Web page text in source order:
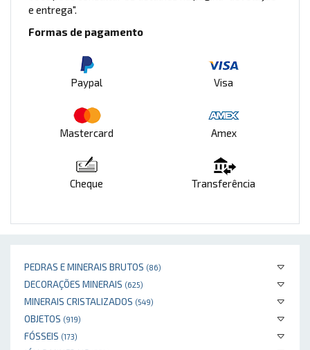
PEDRAS E MINERAIS BRUTOS (86)
DECORAÇÕES MINERAIS (625)
MINERAIS CRISTALIZADOS (549)
OBJETOS (919)
FÓSSEIS (173)
e entrega".
Formas de pagamento
Paypal Visa
Mastercard Amex
Cheque Transferência